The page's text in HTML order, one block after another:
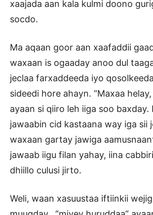
xaajada aan kala kulmi doono
socdo.
Ma aqaan goor aan xaafaddii
waxaan is ogaaday anoo dul
jeclaa farxaddeeda iyo
sideedi hore ahayn. “Maxaa
ayaan si qiiro leh iiga soo baxday.
jawaabin cid kastaana way iga sii
waxaan gartay jawiga
jawaab iigu filan yahay, iina
dhiillo culusi jirto.
Weli, waan xasuustaa iftiinkii